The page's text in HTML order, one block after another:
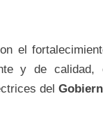
el
y de calidad,
del